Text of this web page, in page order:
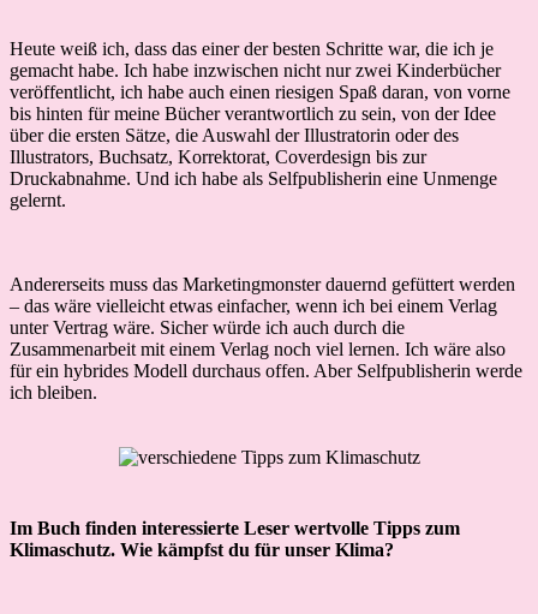
Heute weiß ich, dass das einer der besten Schritte war, die ich je
gemacht habe. Ich habe inzwischen nicht nur zwei Kinderbücher
veröffentlicht, ich habe auch einen riesigen Spaß daran, von vorne
bis hinten für meine Bücher verantwortlich zu sein, von der Idee
über die ersten Sätze, die Auswahl der Illustratorin oder des
Illustrators, Buchsatz, Korrektorat, Coverdesign bis zur
Druckabnahme. Und ich habe als Selfpublisherin eine Unmenge
gelernt.
Andererseits muss das Marketingmonster dauernd gefüttert werden
– das wäre vielleicht etwas einfacher, wenn ich bei einem Verlag
unter Vertrag wäre. Sicher würde ich auch durch die
Zusammenarbeit mit einem Verlag noch viel lernen. Ich wäre also
für ein hybrides Modell durchaus offen. Aber Selfpublisherin werde
ich bleiben.
Im Buch finden interessierte Leser wertvolle Tipps zum
Klimaschutz. Wie kämpfst du für unser Klima?